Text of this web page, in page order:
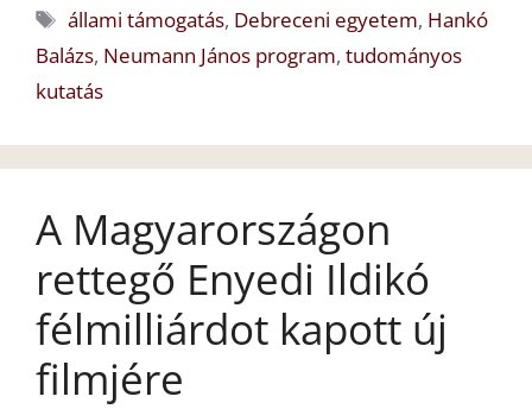
Címkék
állami támogatás, Debreceni egyetem, Hankó
Balázs, Neumann János program, tudományos
kutatás
A Magyarországon
rettegő Enyedi Ildikó
félmilliárdot kapott új
filmjére